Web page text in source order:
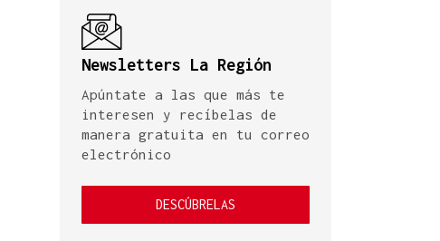
Newsletters La Región
Apúntate a las que más te
interesen y recíbelas de
manera gratuita en tu correo
electrónico
DESCÚBRELAS